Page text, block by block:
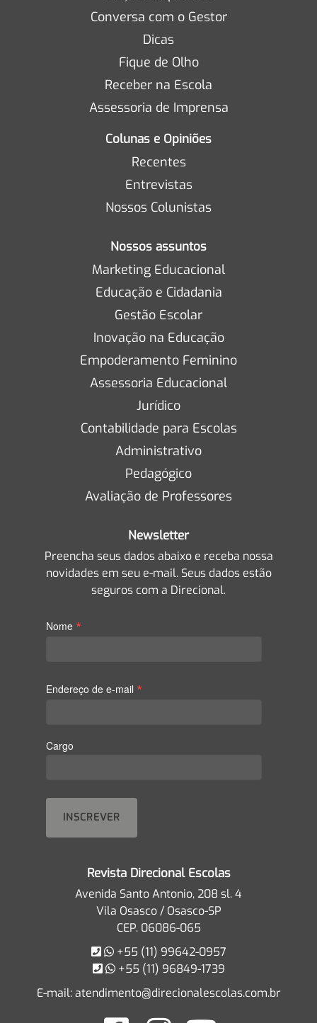
Conversa com o Gestor
Dicas
Fique de Olho
Receber na Escola
Assessoria de Imprensa
Colunas e Opiniões
Recentes
Entrevistas
Nossos Colunistas
Nossos assuntos
Marketing Educacional
Educação e Cidadania
Gestão Escolar
Inovação na Educação
Empoderamento Feminino
Assessoria Educacional
Jurídico
Contabilidade para Escolas
Administrativo
Pedagógico
Avaliação de Professores
Newsletter
Preencha seus dados abaixo e receba nossa
novidades em seu e-mail. Seus dados estão
seguros com a Direcional.
Nome *
Endereço de e-mail *
Cargo
Revista Direcional Escolas
Avenida Santo Antonio, 208 sl. 4
Vila Osasco / Osasco-SP
CEP. 06086-065
+55 (11) 99642-0957
+55 (11) 96849-1739
E-mail:atendimento@direcionalescolas.com.br